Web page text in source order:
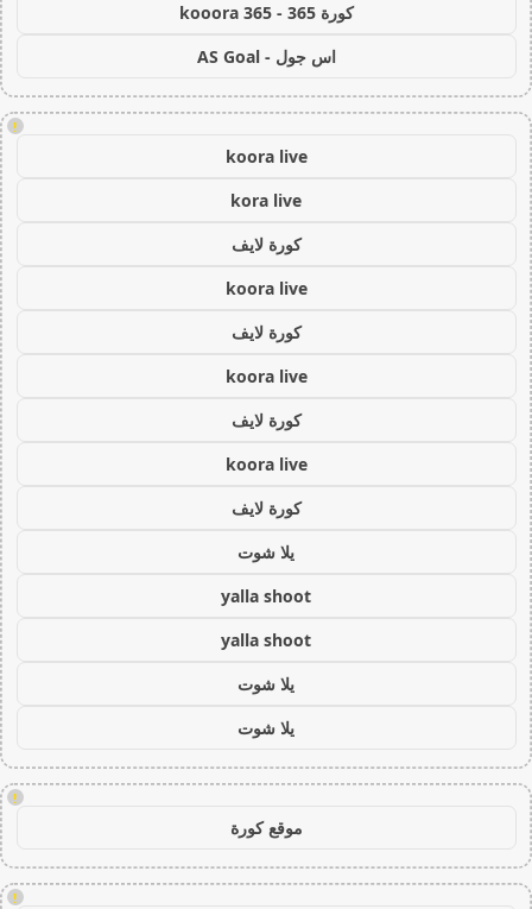
كورة 365 - kooora 365
اس جول - AS Goal
!
koora live
kora live
كورة لايف
koora live
كورة لايف
koora live
كورة لايف
koora live
كورة لايف
يلا شوت
yalla shoot
yalla shoot
يلا شوت
يلا شوت
!
موقع كورة
!